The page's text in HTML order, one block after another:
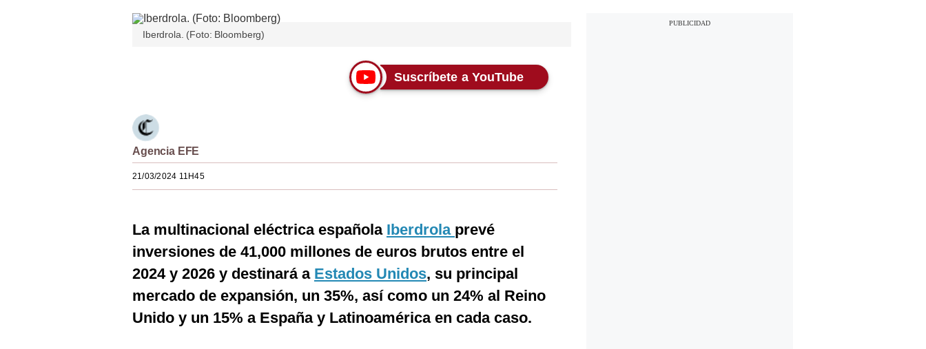
Iberdrola. (Foto: Bloomberg)
Suscríbete a YouTube
Agencia EFE
21/03/2024 11H45
La multinacional eléctrica española Iberdrola prevé
inversiones de 41,000 millones de euros brutos entre el
2024 y 2026 y destinará a Estados Unidos, su principal
mercado de expansión, un 35%, así como un 24% al Reino
Unido y un 15% a España y Latinoamérica en cada caso.